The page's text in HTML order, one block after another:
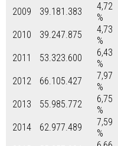
2009
39.181.383
4,72
%
2010
39.247.875
4,73
%
2011
53.323.600
6,43
%
2012
66.105.427
7,97
%
2013
55.985.772
6,75
%
2014
62.977.489
7,59
%